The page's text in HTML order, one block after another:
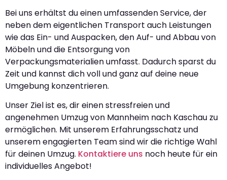
Bei uns erhältst du einen umfassenden Service, der
neben dem eigentlichen Transport auch Leistungen
wie das Ein- und Auspacken, den Auf- und Abbau von
Möbeln und die Entsorgung von
Verpackungsmaterialien umfasst. Dadurch sparst du
Zeit und kannst dich voll und ganz auf deine neue
Umgebung konzentrieren.
Unser Ziel ist es, dir einen stressfreien und
angenehmen Umzug von Mannheim nach Kaschau zu
ermöglichen. Mit unserem Erfahrungsschatz und
unserem engagierten Team sind wir die richtige Wahl
für deinen Umzug. Kontaktiere uns noch heute für ein
individuelles Angebot!